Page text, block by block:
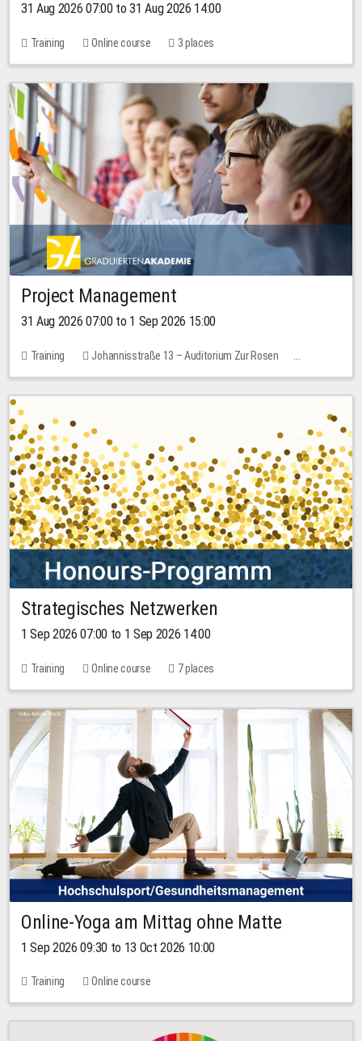
31 Aug 2026 07:00 to 31 Aug 2026 14:00
Training Online course 3 places
Project Management
31 Aug 2026 07:00 to 1 Sep 2026 15:00
Training
Johannisstraße 13 – Auditorium Zur Rosen
No free places
30.00 EUR
Strategisches Netzwerken
1 Sep 2026 07:00 to 1 Sep 2026 14:00
Training Online course 7 places
Online-Yoga am Mittag ohne Matte
1 Sep 2026 09:30 to 13 Oct 2026 10:00
Training Online course